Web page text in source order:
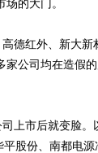
的大门。
红外、新大新材
家公司均在造假
市后就变脸。
股份、南都电